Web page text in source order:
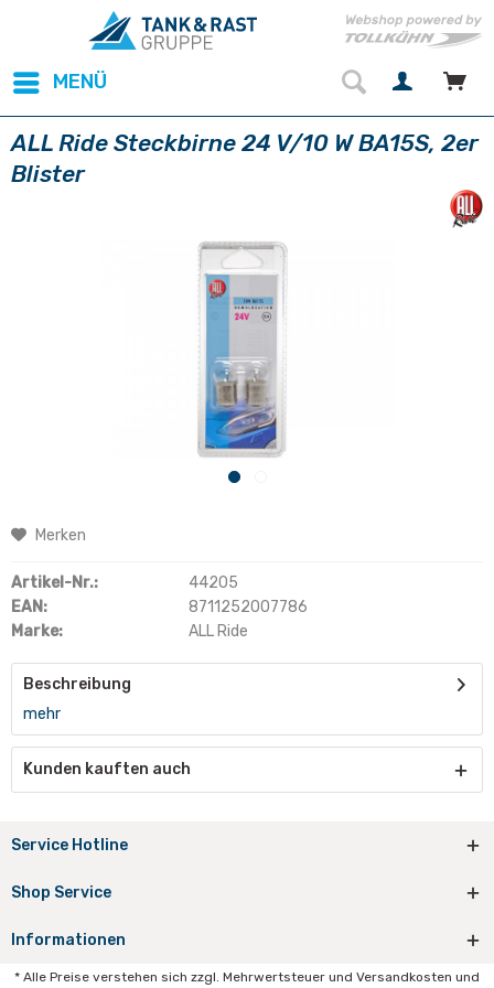
MENÜ
ALL Ride Steckbirne 24 V/10 W BA15S, 2er
Blister
Merken
Artikel-Nr.:
44205
EAN:
8711252007786
Marke:
ALL Ride
Beschreibung
mehr
Kunden kauften auch
Service Hotline
Shop Service
Informationen
* Alle Preise verstehen sich zzgl. Mehrwertsteuer und Versandkosten und